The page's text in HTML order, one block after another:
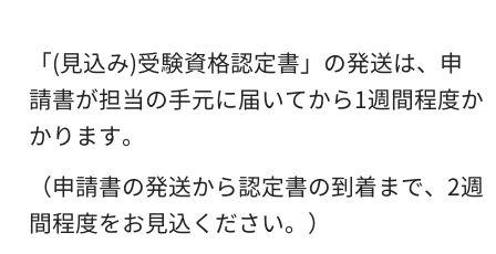
「(見込み)受験資格認定書」の発送は、申
請書が担当の手元に届いてから1週間程度か
かります。
（申請書の発送から認定書の到着まで、2週
間程度をお見込ください。）